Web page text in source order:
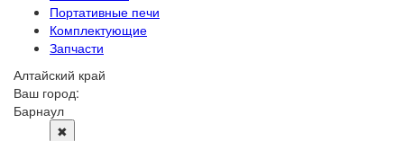
Портативные печи
Комплектующие
Запчасти
Алтайский край
Ваш город:
Барнаул
✖